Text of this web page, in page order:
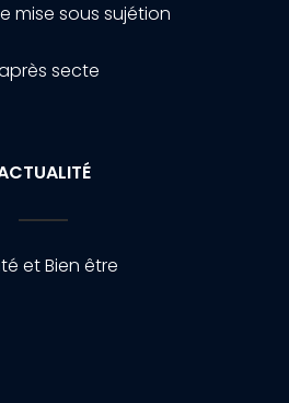
mise sous sujétion
secte
et Bien être